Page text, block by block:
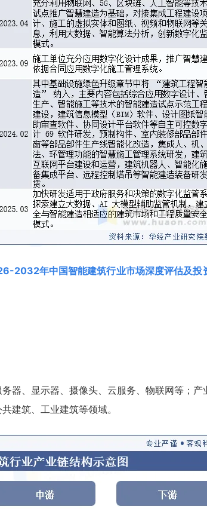
2032年中国智能建筑行业市场深度评估及投
器、显示器、摄像头、云服务、物联网等；产
建筑、工业建筑等领域。